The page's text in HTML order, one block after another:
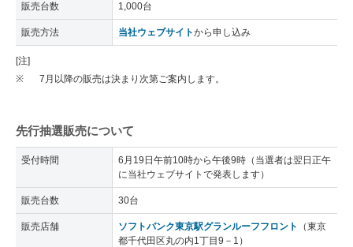
販売台数 1,000台
販売方法 当社ウェブサイトから申し込み
[注]
※
7月以降の販売は決まり次第ご案内します。
先行抽選販売について
受付時間
6月19日午前10時から午後9時（当選者は翌日正午
に当社ウェブサイトで発表します）
販売台数 30台
販売店舗 ソフトバンク東京駅グランルーフフロント
（東京
都千代田区丸の内1丁目9－1）